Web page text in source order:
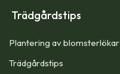
Trädgårdstips
Plantering av blomsterlökar
Trädgårdstips